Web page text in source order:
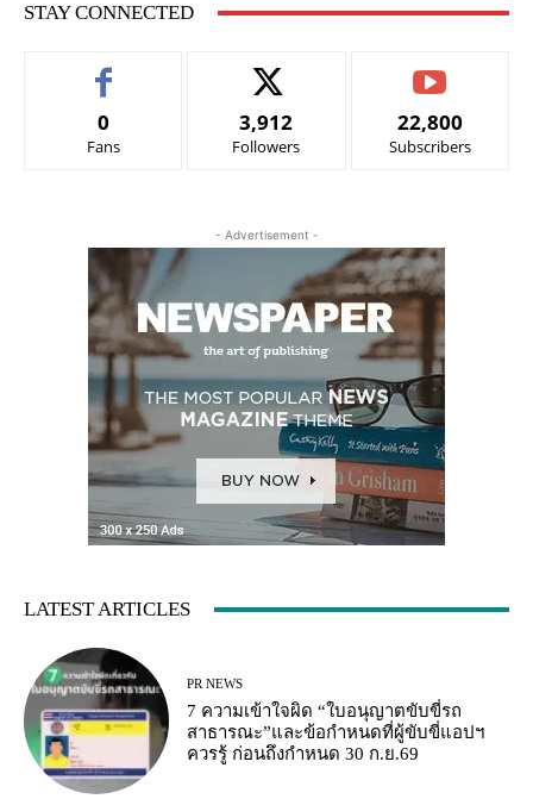
STAY CONNECTED
0
Fans
3,912
Followers
22,800
Subscribers
- Advertisement -
LATEST ARTICLES
PR NEWS
7 ความเข้าใจผิด “ใบอนุญาตขับขี่รถ
สาธารณะ”และข้อกำหนดที่ผู้ขับขี่แอปฯ
ควรรู้ ก่อนถึงกำหนด 30 ก.ย.69